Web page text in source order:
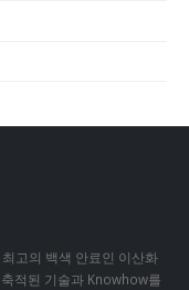
고의 백색 안료인 이산화
적된 기술과 Knowhow를